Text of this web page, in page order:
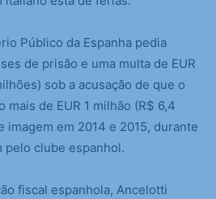
Público da Espanha pedia
de prisão e uma multa de EUR
sob a acusação de que o
de EUR 1 milhão (R$ 6,4
imagem em 2014 e 2015, durante
pelo clube espanhol.
fiscal espanhola, Ancelotti